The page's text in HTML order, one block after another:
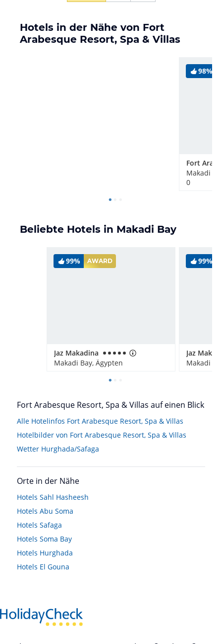
Hotels in der Nähe von Fort
Arabesque Resort, Spa & Villas
98%
Makadi
0
Beliebte Hotels in Makadi Bay
99% AWARD
Jaz Makadina
Makadi Bay, Ägypten
99%
Makadi
Fort Arabesque Resort, Spa & Villas auf einen Blick
Alle Hotelinfos Fort Arabesque Resort, Spa & Villas
Hotelbilder von Fort Arabesque Resort, Spa & Villas
Wetter Hurghada/Safaga
Orte in der Nähe
Hotels Sahl Hasheesh
Hotels Abu Soma
Hotels Safaga
Hotels Soma Bay
Hotels Hurghada
Hotels El Gouna